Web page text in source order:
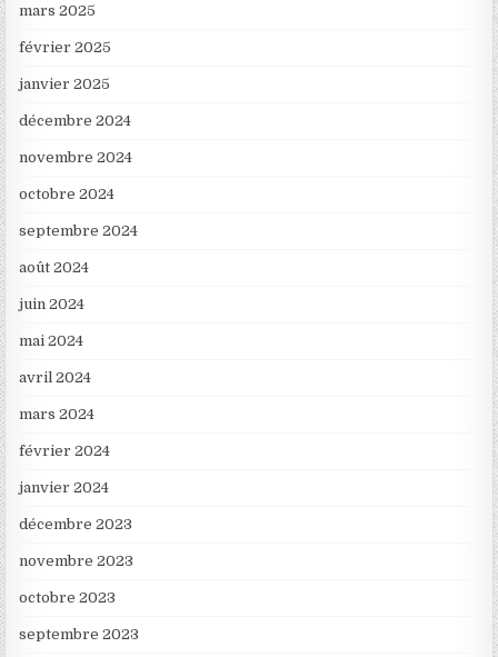
mars 2025
février 2025
janvier 2025
décembre 2024
novembre 2024
octobre 2024
septembre 2024
août 2024
juin 2024
mai 2024
avril 2024
mars 2024
février 2024
janvier 2024
décembre 2023
novembre 2023
octobre 2023
septembre 2023